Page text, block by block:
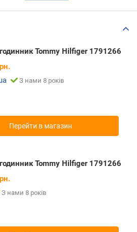
Tommy Hilfiger 1791266
З нами 8 років
Перейти в магазин
Tommy Hilfiger 1791266
З нами 8 років